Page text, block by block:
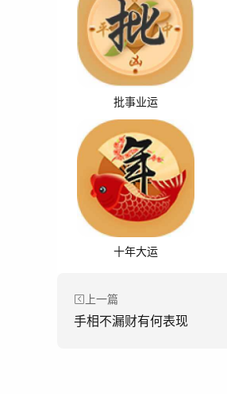
批事业运
十年大运
上一篇
手相不漏财有何表现